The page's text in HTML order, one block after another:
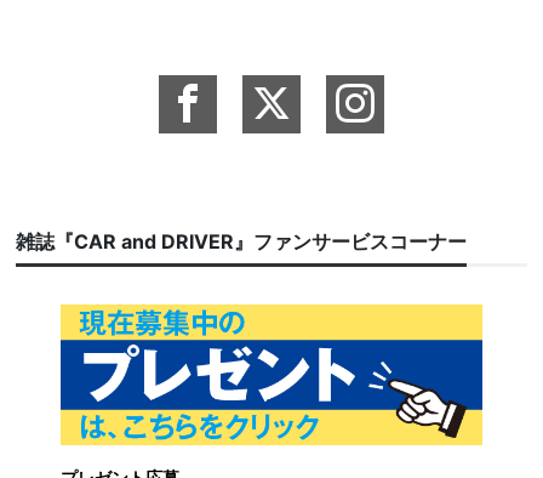
雑誌『CAR and DRIVER』ファンサービスコーナー